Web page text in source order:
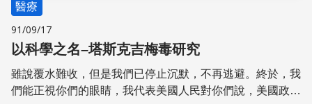
醫療
91/09/17
以科學之名–塔斯克吉梅毒研究
雖說覆水難收，但是我們已停止沉默，不再逃避。終於，我
們能正視你們的眼睛，我代表美國人民對你們說，美國政府